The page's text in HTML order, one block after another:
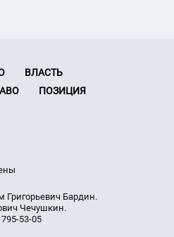
ВЛАСТЬ
ПОЗИЦИЯ
Григорьевич Бардин.
Чечушкин.
53-05